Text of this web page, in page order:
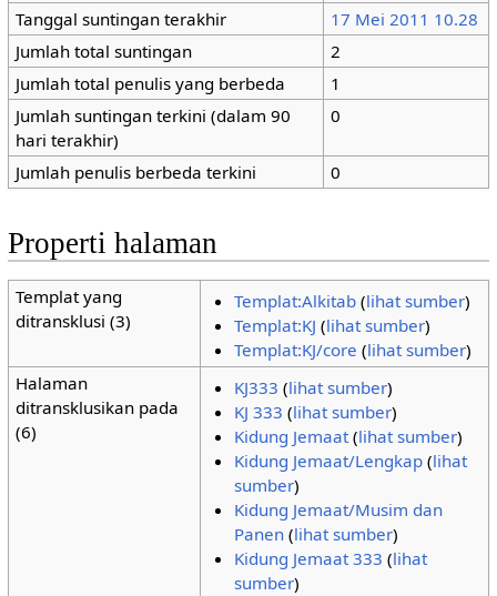
Tanggal suntingan terakhir
17 Mei 2011 10.28
Jumlah total suntingan
2
Jumlah total penulis yang berbeda
1
Jumlah suntingan terkini (dalam 90
hari terakhir)
0
Jumlah penulis berbeda terkini 0
Properti halaman
Templat yang
ditransklusi (3)
Templat:Alkitab (lihat sumber)
Templat:KJ (lihat sumber)
Templat:KJ/core (lihat sumber)
Halaman
ditransklusikan pada
(6)
KJ333 (lihat sumber)
KJ 333 (lihat sumber)
Kidung Jemaat(lihat sumber)
Kidung Jemaat/Lengkap (lihat
sumber)
Kidung Jemaat/Musim dan
Panen (lihat sumber)
Kidung Jemaat 333 (lihat
sumber)